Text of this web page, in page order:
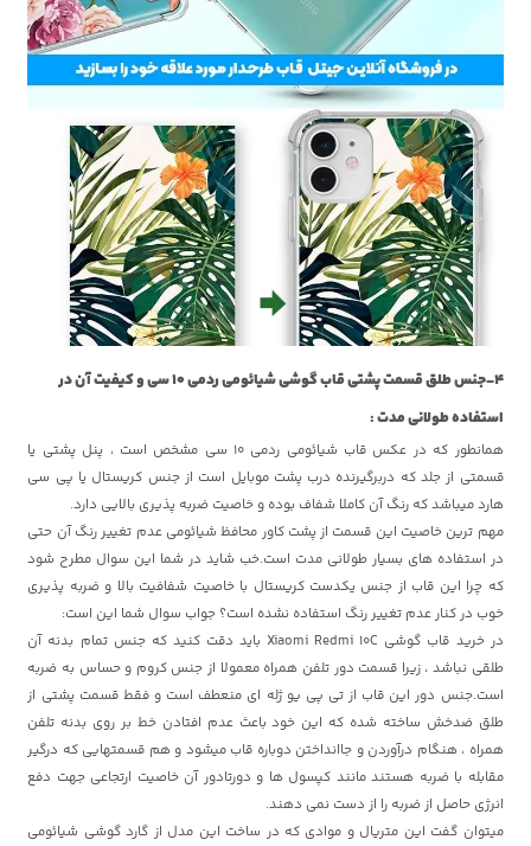
4-جنس طلق قسمت پشتی قاب گوشی شیائومی ردمی 10 سی و کیفیت آن در
استفاده طولانی مدت :
همانطور که در عکس قاب شیائومی ردمی 10 سی مشخص است ، پنل پشتی یا
قسمتی از جلد که دربرگیرنده درب پشت موبایل است از جنس کریستال یا پی سی
هارد میباشد که رنگ آن کاملا شفاف بوده و خاصیت ضربه پذیری بالایی دارد.
مهم ترین خاصیت این قسمت از پشت کاور محافظ شیائومی عدم تغییر رنگ آن حتی
در استفاده های بسیار طولانی مدت است.خب شاید در شما این سوال مطرح شود
که چرا این قاب از جنس یکدست کریستال با خاصیت شفافیت بالا و ضربه پذیری
خوب در کنار عدم تغییر رنگ استفاده نشده است؟ جواب سوال شما این است:
در خرید قاب گوشی Xiaomi Redmi 10C باید دقت کنید که جنس تمام بدنه آن
طلقی نباشد ، زیرا قسمت دور تلفن همراه معمولا از جنس کروم و حساس به ضربه
است.جنس دور این قاب از تی پی یو ژله ای منعطف است و فقط قسمت پشتی از
طلق ضدخش ساخته شده که این خود باعث عدم افتادن خط بر روی بدنه تلفن
همراه ، هنگام درآوردن و جاانداختن دوباره قاب میشود و هم قسمتهایی که درگیر
مقابله با ضربه هستند مانند کپسول ها و دورتادور آن خاصیت ارتجاعی جهت دفع
انرژی حاصل از ضربه را از دست نمی دهند.
میتوان گفت این متریال و موادی که در ساخت این مدل از گارد گوشی شیائومی